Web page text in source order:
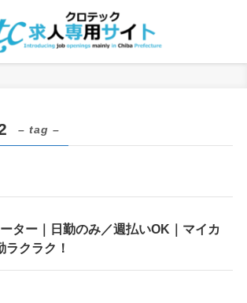
– tag –
ター｜日勤のみ／週払いOK｜マイカ
クラク！